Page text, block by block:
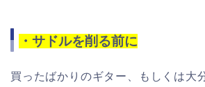
・サドルを削る前に
買ったばかりのギター、もしくは大